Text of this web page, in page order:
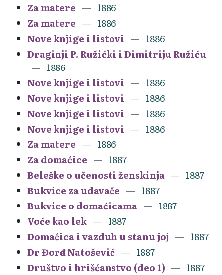
Za matere
1886
Za matere
1886
Nove knjige i listovi
1886
Draginji P. Ružićki i Dimitriju Ružiću
1886
Nove knjige i listovi
1886
Nove knjige i listovi
1886
Nove knjige i listovi
1886
Nove knjige i listovi
1886
Za matere
1886
Za domaćice
1887
Beleške o učenosti ženskinja
1887
Bukvice za udavače
1887
Bukvice o domaćicama
1887
Voće kao lek
1887
Domaćica i vazduh u stanu joj
1887
Dr Đorđe Natošević
1887
Društvo i hrišćanstvo (deo 1)
1887